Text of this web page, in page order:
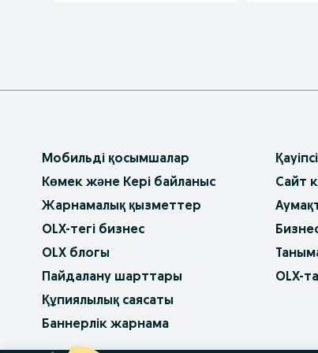
Мобильді қосымшалар
Көмек және Кері байланыс
Жарнамалық қызметтер
OLX-тегі бизнес
OLX блогы
Пайдалану шарттары
Құпиялылық саясаты
Баннерлік жарнама
Сайт
OLX-